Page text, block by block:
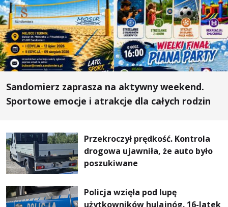
Sandomierz zaprasza na aktywny weekend.
Sportowe emocje i atrakcje dla całych rodzin
Przekroczył prędkość. Kontrola
drogowa ujawniła, że auto było
poszukiwane
Policja wzięła pod lupę
użytkowników hulajnóg. 16-latek